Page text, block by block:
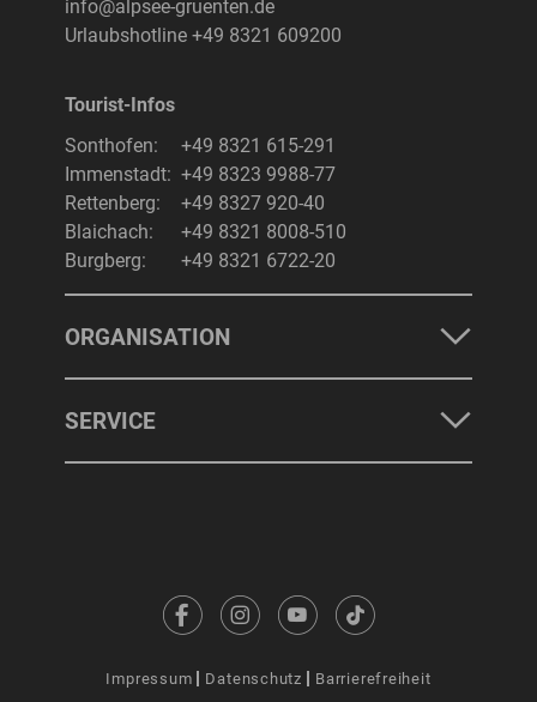
info@alpsee-gruenten.de
Urlaubshotline +49 8321 609200
Tourist-Infos
Sonthofen:
+49 8321 615-291
Immenstadt: +49 8323 9988-77
Rettenberg:
+49 8327 920-40
Blaichach:
+49 8321 8008-510
Burgberg:
+49 8321 6722-20
ORGANISATION
SERVICE
Impressum Datenschutz Barrierefreiheit